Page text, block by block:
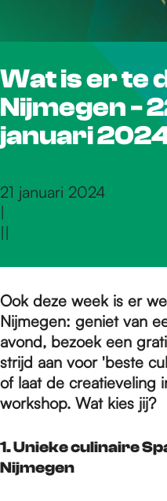
Wat is er te
Nijmegen -
januari
21 januari 2024
|
||
Ook deze week is er
Nijmegen: geniet van
avond, bezoek een
strijd aan voor 'beste
of laat de creatieveling
workshop. Wat kies jij?
1. Unieke culinaire
Nijmegen